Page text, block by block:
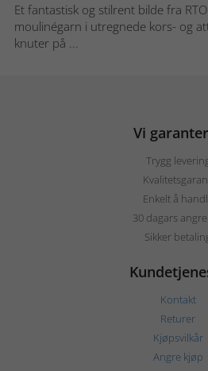
Et fantastisk og stilrent bilde fra
moulinégarn i utregnede kors- og
knuter på ...
Vi
Trygg
Enkelt å
30 dagars
Sikker
Kontakt
Returer
Kjøpsvilkår
Angre kjøp